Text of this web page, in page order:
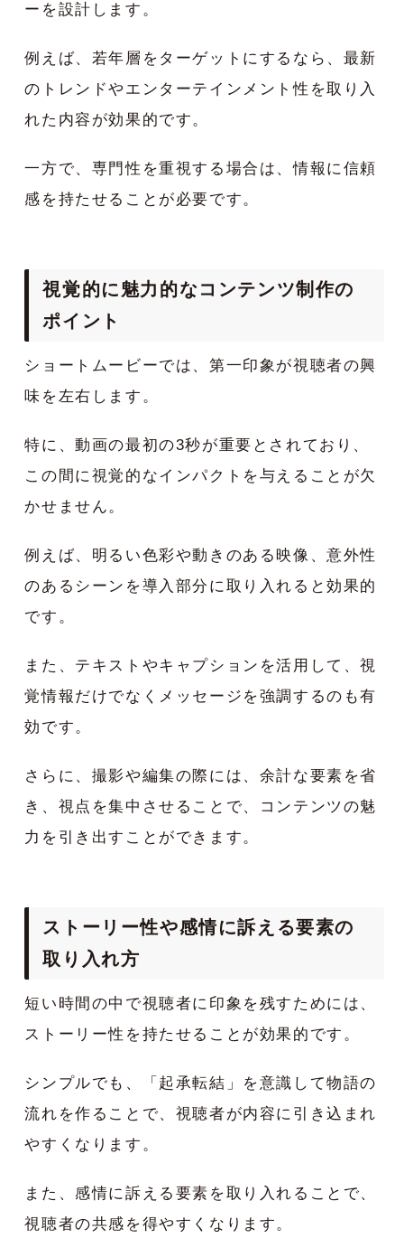
ーを設計します。
例えば、若年層をターゲットにするなら、最新
のトレンドやエンターテインメント性を取り入
れた内容が効果的です。
一方で、専門性を重視する場合は、情報に信頼
感を持たせることが必要です。
視覚的に魅力的なコンテンツ制作の
ポイント
ショートムービーでは、第一印象が視聴者の興
味を左右します。
特に、動画の最初の3秒が重要とされており、
この間に視覚的なインパクトを与えることが欠
かせません。
例えば、明るい色彩や動きのある映像、意外性
のあるシーンを導入部分に取り入れると効果的
です。
また、テキストやキャプションを活用して、視
覚情報だけでなくメッセージを強調するのも有
効です。
さらに、撮影や編集の際には、余計な要素を省
き、視点を集中させることで、コンテンツの魅
力を引き出すことができます。
ストーリー性や感情に訴える要素の
取り入れ方
短い時間の中で視聴者に印象を残すためには、
ストーリー性を持たせることが効果的です。
シンプルでも、「起承転結」を意識して物語の
流れを作ることで、視聴者が内容に引き込まれ
やすくなります。
また、感情に訴える要素を取り入れることで、
視聴者の共感を得やすくなります。